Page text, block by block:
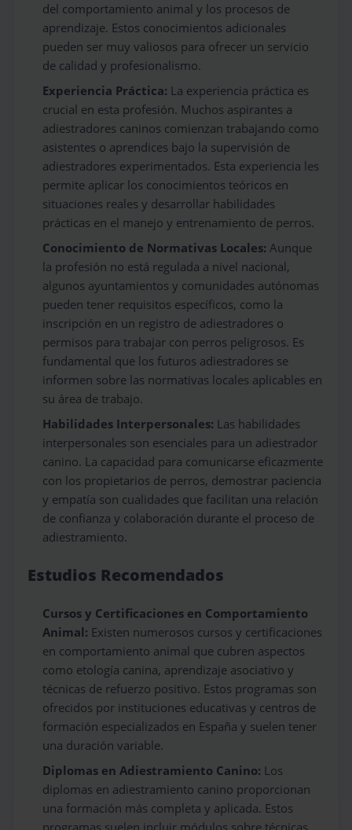
del comportamiento animal y los procesos de
aprendizaje. Estos conocimientos adicionales
pueden ser muy valiosos para ofrecer un servicio
de calidad y profesionalismo.
Experiencia Práctica: La experiencia práctica es
crucial en esta profesión. Muchos aspirantes a
adiestradores caninos comienzan trabajando como
asistentes o aprendices bajo la supervisión de
adiestradores experimentados. Esta experiencia les
permite aplicar los conocimientos teóricos en
situaciones reales y desarrollar habilidades
prácticas en el manejo y entrenamiento de perros.
Conocimiento de Normativas Locales: Aunque
la profesión no está regulada a nivel nacional,
algunos ayuntamientos y comunidades autónomas
pueden tener requisitos específicos, como la
inscripción en un registro de adiestradores o
permisos para trabajar con perros peligrosos. Es
fundamental que los futuros adiestradores se
informen sobre las normativas locales aplicables en
su área de trabajo.
Habilidades Interpersonales: Las habilidades
interpersonales son esenciales para un adiestrador
canino. La capacidad para comunicarse eficazmente
con los propietarios de perros, demostrar paciencia
y empatía son cualidades que facilitan una relación
de confianza y colaboración durante el proceso de
adiestramiento.
Estudios Recomendados
Cursos y Certificaciones en Comportamiento
Animal: Existen numerosos cursos y certificaciones
en comportamiento animal que cubren aspectos
como etología canina, aprendizaje asociativo y
técnicas de refuerzo positivo. Estos programas son
ofrecidos por instituciones educativas y centros de
formación especializados en España y suelen tener
una duración variable.
Diplomas en Adiestramiento Canino: Los
diplomas en adiestramiento canino proporcionan
una formación más completa y aplicada. Estos